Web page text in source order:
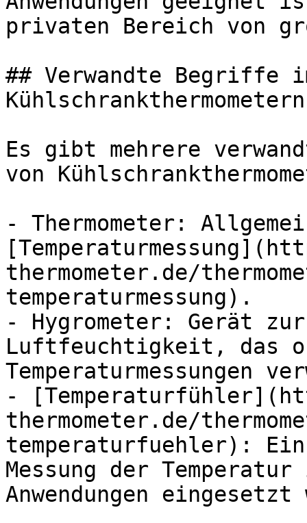
privaten Bereich von
## Verwandte Begriffe
Kühlschrankthermometern
Es gibt mehrere
von
- Thermometer:
thermometer.de/
temperaturmessung).
- Hygrometer: Gerät zur
Luftfeuchtigkeit, das
Temperaturmessungen
-
thermometer.de/
temperaturfuehler):
Messung der
Anwendungen